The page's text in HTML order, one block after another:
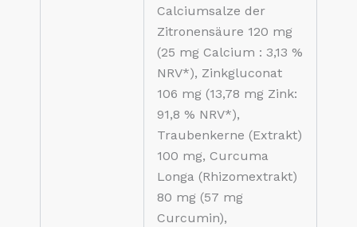
Calciumsalze der
Zitronensäure 120 mg
(25 mg Calcium : 3,13 %
NRV*), Zinkgluconat
106 mg (13,78 mg Zink:
91,8 % NRV*),
Traubenkerne (Extrakt)
100 mg, Curcuma
Longa (Rhizomextrakt)
80 mg (57 mg
Curcumin),